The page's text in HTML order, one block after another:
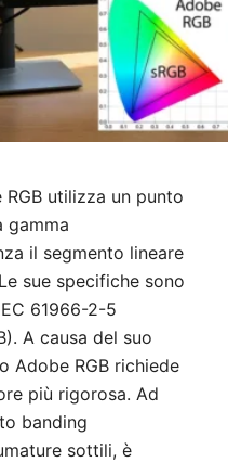
RGB utilizza un punto
gamma
il segmento lineare
sue specifiche sono
61966-2-5
A causa del suo
Adobe RGB richiede
più rigorosa. Ad
banding
sottili, è